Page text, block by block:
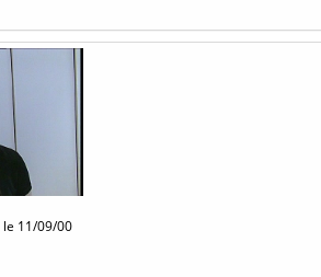
le 11/09/00